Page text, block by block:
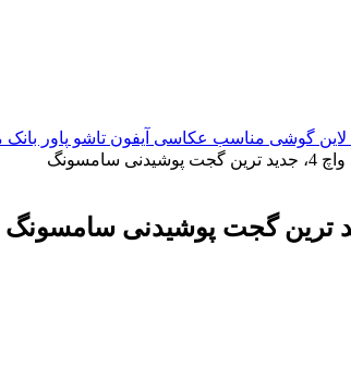
گوشی مناسب عکاسی آیفون تاشو پاور
سامسونگ